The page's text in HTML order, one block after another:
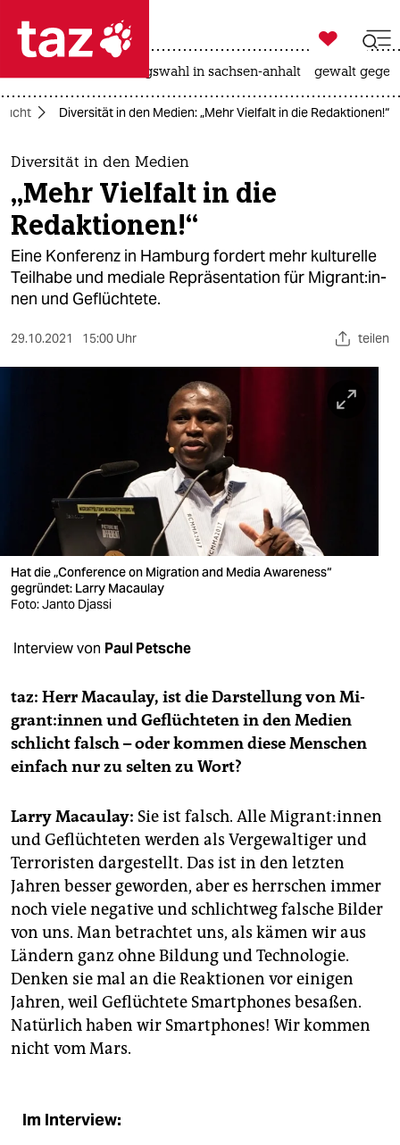
 taz zahl ich
taz zahl ich
themen
politik
öko
gesellschaft
sport
wahrheit
verlag
verlag
veranstaltungen
unterstützen
abo
genossenschaft

taz zahl ich
landtagswahl in sachsen-anhalt gewalt
Diversität in den Medien: „Mehr Vielfalt in die Redaktionen!“
Diversität in den Medien
„Mehr Vielfalt in die
Redaktionen!“
Eine Konferenz in Hamburg fordert mehr kulturelle
Teilhabe und mediale Repräsentation für Mi­gran­t:in­
nen und Geflüchtete.
29.10.2021 15:00 Uhr teilen
Hat die „Conference on Migration and Media Awareness“
gegründet: Larry Macaulay
Foto: Janto Djassi
Interview von Paul Petsche
taz: Herr Macaulay, ist die Darstellung von Mi­
gran­t:in­nen und Geflüchteten in den Medien
schlicht falsch – oder kommen diese Menschen
einfach nur zu selten zu Wort?
Larry Macaulay: Sie ist falsch. Alle Mi­gran­t:in­nen
und Geflüchteten werden als Vergewaltiger und
Terroristen dargestellt. Das ist in den letzten
Jahren besser geworden, aber es herrschen immer
noch viele negative und schlichtweg falsche Bilder
von uns. Man betrachtet uns, als kämen wir aus
Ländern ganz ohne Bildung und Technologie.
Denken sie mal an die Reaktionen vor einigen
Jahren, weil Geflüchtete Smartphones besaßen.
Natürlich haben wir Smartphones! Wir kommen
nicht vom Mars.
Im Interview: